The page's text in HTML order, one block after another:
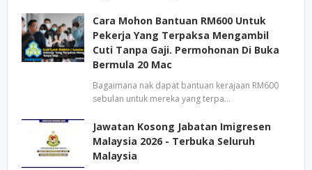
Cara Mohon Bantuan RM600 Untuk
Pekerja Yang Terpaksa Mengambil
Cuti Tanpa Gaji. Permohonan Di Buka
Bermula 20 Mac
Bagaimana nak dapat bantuan kerajaan RM600
sebulan untuk mereka yang terpa…
Jawatan Kosong Jabatan Imigresen
Malaysia 2026 - Terbuka Seluruh
Malaysia